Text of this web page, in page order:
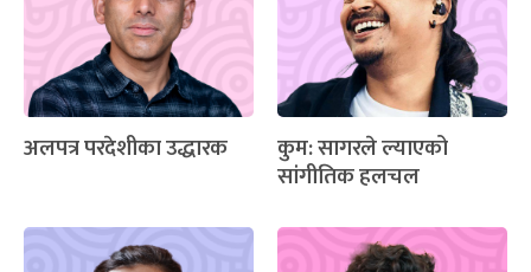
अलपत्र परदेशीका उद्धारक कुम: सागरले ल्याएको
सांगीतिक हलचल